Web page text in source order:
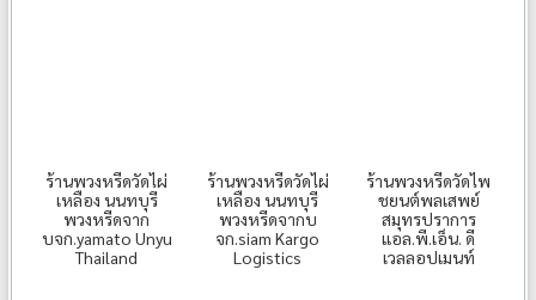
ร้านพวงหรีดวัดไผ่
เหลือง นนทบุรี
พวงหรีดจาก
บจก.yamato Unyu
Thailand
ร้านพวงหรีดวัดไผ่
เหลือง นนทบุรี
พวงหรีดจากบ
จก.siam Kargo
Logistics
ร้านพวงหรีดวัดไพ
ชยนต์พลเสพย์
สมุทรปราการ
แอล.พี.เอ็น. ดี
เวลลอปเมนท์